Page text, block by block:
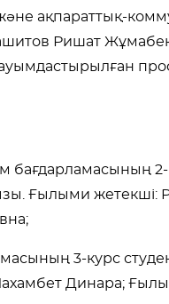
ақпараттық-
Ришат
бағдарламасының
Ғылыми жетекші:
3-курс
Динара;